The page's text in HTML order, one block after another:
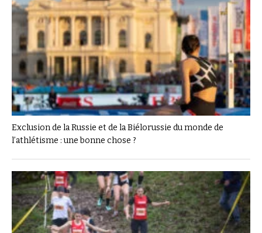
Exclusion de la Russie et de la Biélorussie du monde de
l’athlétisme : une bonne chose ?